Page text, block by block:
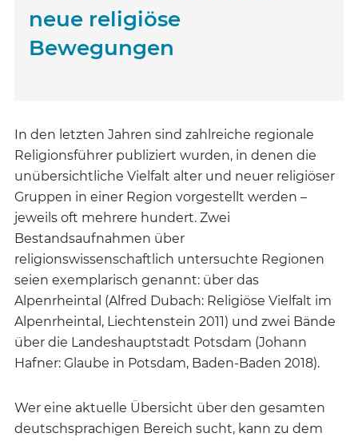
neue religiöse
Bewegungen
In den letzten Jahren sind zahlreiche regionale
Religionsführer publiziert wurden, in denen die
unübersichtliche Vielfalt alter und neuer religiöser
Gruppen in einer Region vorgestellt werden –
jeweils oft mehrere hundert. Zwei
Bestandsaufnahmen über
religionswissenschaftlich untersuchte Regionen
seien exemplarisch genannt: über das
Alpenrheintal (Alfred Dubach: Religiöse Vielfalt im
Alpenrheintal, Liechtenstein 2011) und zwei Bände
über die Landeshauptstadt Potsdam (Johann
Hafner: Glaube in Potsdam, Baden-Baden 2018).
Wer eine aktuelle Übersicht über den gesamten
deutschsprachigen Bereich sucht, kann zu dem